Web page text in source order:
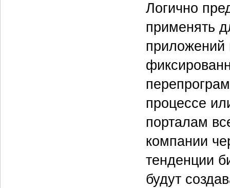
Логично
применять
приложений
процессе
порталам
компании
тенденции
будут